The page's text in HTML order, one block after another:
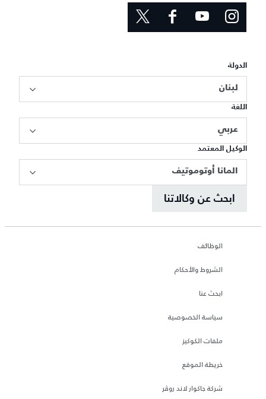
الدولة
لبنان
اللغة
عربي
الوكيل المعتمد
المانا أوتوموتيف
ابحث عن وكالاتنا
الوظائف
الشروط والأحكام
ابحث عنا
سياسة الخصوصية
ملفات الكوكيز
خريطة الموقع
شركة جاكوار لاند روڤر